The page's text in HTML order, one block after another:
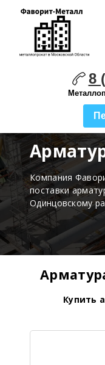
8
Компания
поставки
Одинцовскому
Купить